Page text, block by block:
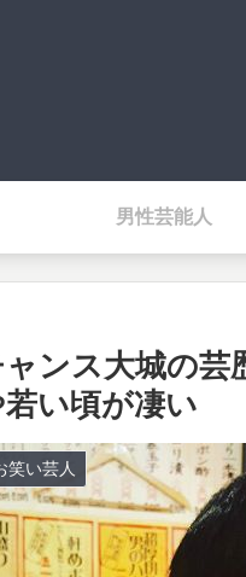
男性芸能人
ャンス大城の芸
い頃が凄い
笑い芸人